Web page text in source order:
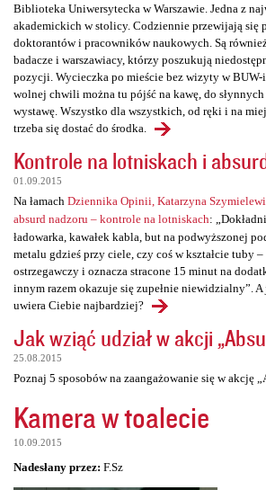
Biblioteka Uniwersytecka w Warszawie. Jedna z
akademickich w stolicy. Codziennie przewijają się
doktorantów i pracowników naukowych. Są
badacze i warszawiacy, którzy poszukują
pozycji. Wycieczka po mieście bez wizyty w BUW-
wolnej chwili można tu pójść na kawę, do
wystawę. Wszystko dla wszystkich, od ręki i na
trzeba się dostać do środka.
Kontrole na lotniskach i
01.09.2015
Na łamach Dziennika Opinii, Katarzyna
absurd nadzoru – kontrole na lotniskach:
ładowarka, kawałek kabla, but na podwyższonej
metalu gdzieś przy ciele, czy coś w kształcie tuby –
ostrzegawczy i oznacza stracone 15 minut na
innym razem okazuje się zupełnie niewidzialny”.
uwiera Ciebie najbardziej?
Jak wziąć udział w akcji
25.08.2015
Poznaj 5 sposobów na zaangażowanie się w akcję
Kamera w toalecie
10.09.2015
Nadesłany przez: F.Sz